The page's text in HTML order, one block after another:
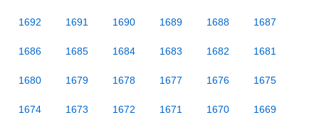
1692 1691 1690 1689 1688 1687
1686 1685 1684 1683 1682 1681
1680 1679 1678 1677 1676 1675
1674 1673 1672 1671 1670 1669